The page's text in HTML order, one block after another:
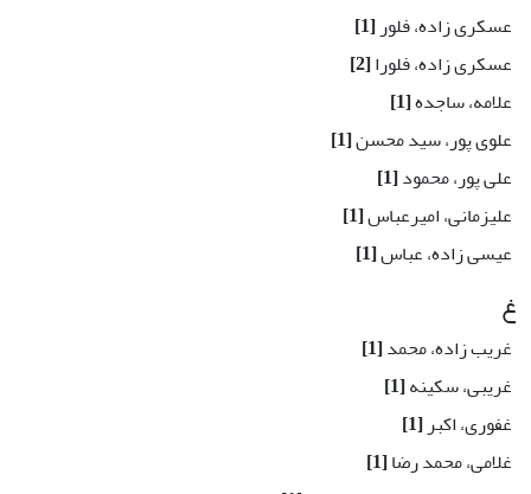
عسکری زاده، فلور[1]
عسکری زاده، فلورا[2]
علامه، ساجده[1]
علوی پور، سید محسن[1]
علی پور، محمود[1]
علیزمانی، امیرعباس[1]
عیسی زاده، عباس[1]
غ
غریب زاده، محمد[1]
غریبی، سکینه[1]
غفوری، اکبر[1]
غلامی، محمد رضا[1]